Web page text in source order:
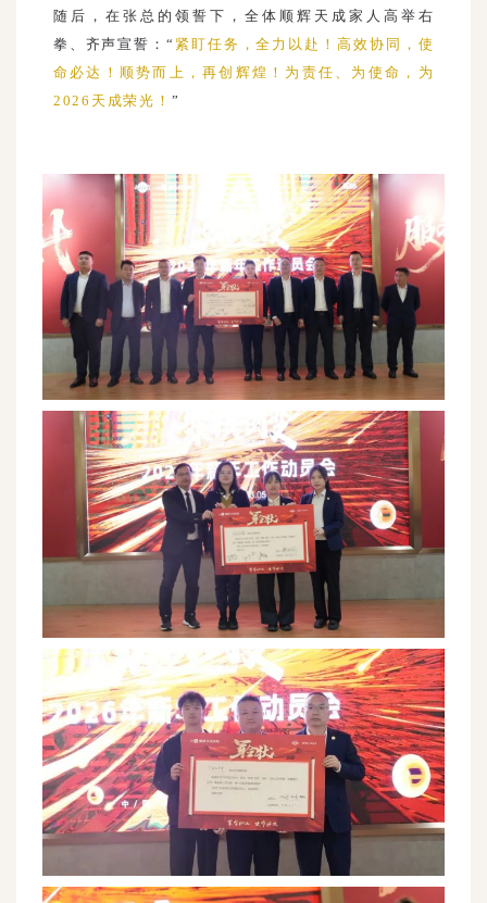
随后，在张总的领誓下，全体顺辉天成家人高举右
拳、齐声宣誓：“ 紧盯任务，全力以赴！高效协同，使
命必达！顺势而上，再创辉煌！为责任、为使命，为
2026天成荣光！ ”